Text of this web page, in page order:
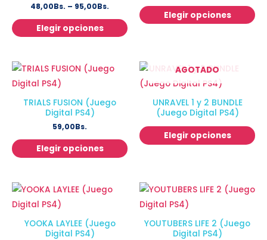
48,00Bs. – 95,00Bs.
Elegir opciones
Elegir opciones
TRIALS FUSION (Juego
Digital PS4)
59,00Bs.
Elegir opciones
AGOTADO
UNRAVEL 1 y 2 BUNDLE
(Juego Digital PS4)
Elegir opciones
YOOKA LAYLEE (Juego
Digital PS4)
YOUTUBERS LIFE 2 (Juego
Digital PS4)